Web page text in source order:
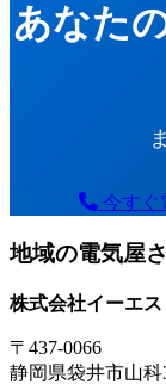
あなた
今すぐ
地域の電気屋
株式会社イーエス
〒437-0066
静岡県袋井市山科